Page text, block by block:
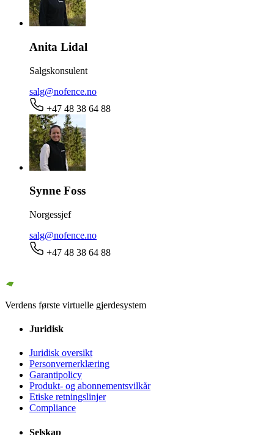
Anita Lidal
Salgskonsulent
salg@nofence.no
+47 48 38 64 88
Synne Foss
Norgessjef
salg@nofence.no
+47 48 38 64 88
Verdens første virtuelle gjerdesystem
Juridisk
Juridisk oversikt
Personvernerklæring
Garantipolicy
Produkt- og abonnementsvilkår
Etiske retningslinjer
Compliance
Selskap